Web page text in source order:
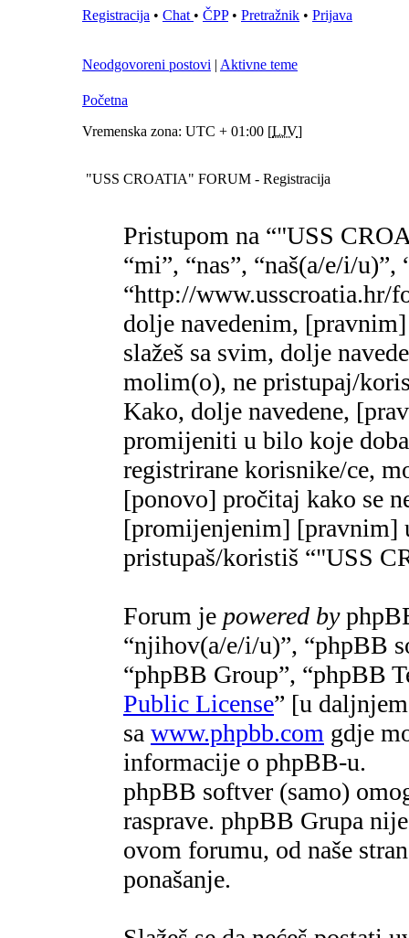
Registracija • Chat • ČPP• Pretražnik • Prijava
Neodgovoreni postovi | Aktivne teme
Početna
Vremenska zona: UTC + 01:00 [LJV]
"USS CROATIA" FORUM - Registracija
Pristupom na “"USS
“mi”, “nas”, “naš(a/e/i/
“http://www.usscroatia.hr/
dolje navedenim,
slažeš sa svim, dolje
molim(o), ne pristupaj/
Kako, dolje navedene,
promijeniti u bilo koje
registrirane korisnike/ce,
[ponovo] pročitaj kako se
[promijenjenim] [pravnim]
pristupaš/koristiš “"USS
Forum je powered by
“njihov(a/e/i/u)”, “phpBB
“phpBB Group”, “phpBB
Public License” [u
sa www.phpbb.com gdje
informacije o phpBB-u.
phpBB softver (samo)
rasprave. phpBB Grupa
ovom forumu, od naše
ponašanje.